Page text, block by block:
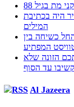
מת בגיל 88
היה בכתיבת
המילים
כשיחה בין
המפתיע
הזונה שלא
עד הסוף
Al Jazeera